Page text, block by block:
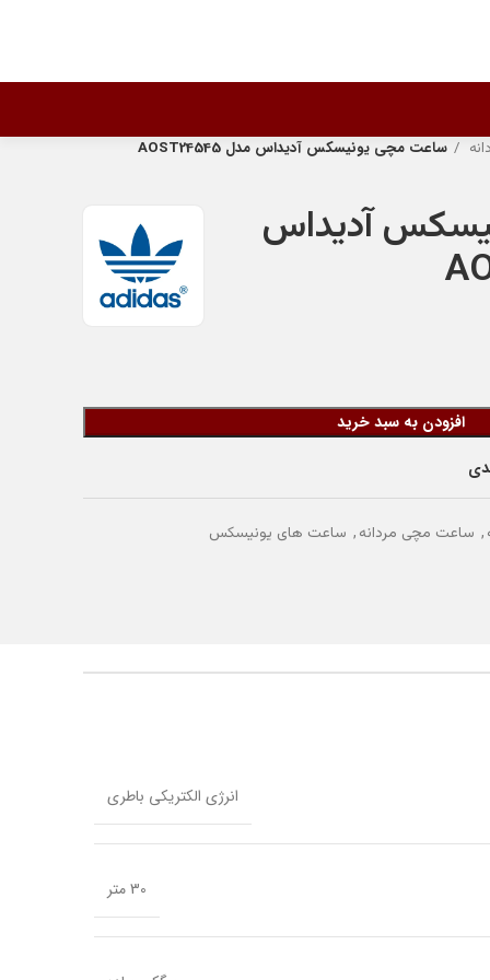
ساعت مچی یونیسکس آدیداس مدل AOST24545
آدیداس
افزودن به سبد خرید
, ساعت مچی مردانه, ساعت های یونیسکس
انرژی الکتریکی باطری
30 متر